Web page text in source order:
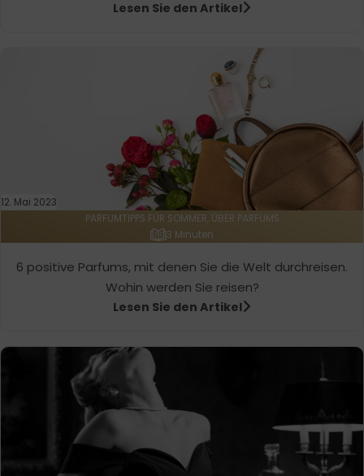
Lesen Sie den Artikel
12. Mai 2023
PARFUMTIPPS FÜR SOMMER, ÜBER PARFUMS
3 Minuten
6 positive Parfums, mit denen Sie die Welt durchreisen.
Wohin werden Sie reisen?
Lesen Sie den Artikel